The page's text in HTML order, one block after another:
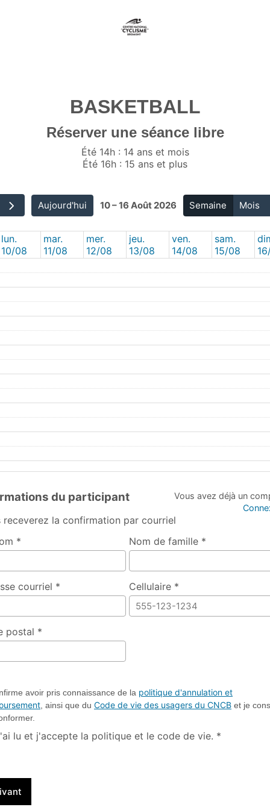
BASKETBALL
Réserver une séance libre
Été 14h : 14 ans et mois
Été 16h : 15 ans et plus
Aujourd'hui 10 – 16 Août 2026 Semaine Mois
lun.
10/08
mar.
11/08
mer.
12/08
jeu.
13/08
ven.
14/08
sam.
15/08
E26 :
Basket -
libre 14
moins
14:00 (20)
E26 :
Séance
ans et
plus
E26 :
libre 14
moins
14:00 (20)
E26 :
Séance
ans et
plus
16:00 (20)
7.75 $
du participant
Vous avez déjà un
receverez la confirmation par courriel
*
Nom de famille *
courriel * Cellulaire *
postal *
avoir pris connaissance de la politique d'annulation et
, ainsi que du Code de vie des usagers du CNCB et je
lu et j'accepte la politique et le code de vie. *